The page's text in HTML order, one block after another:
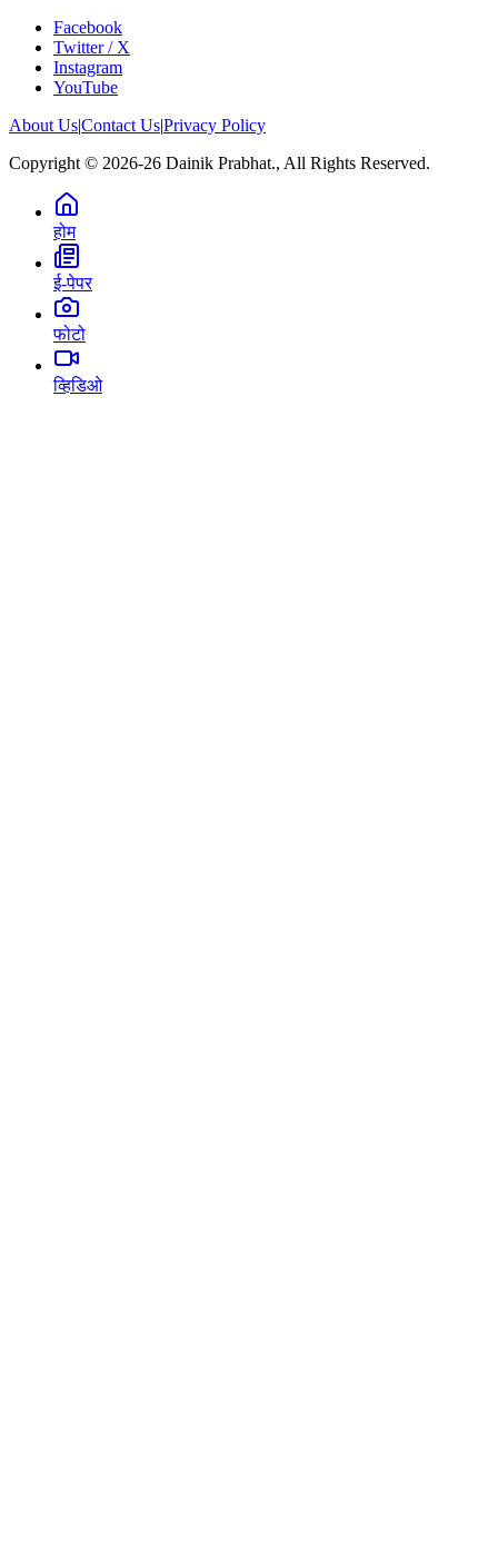
Facebook
Twitter / X
Instagram
YouTube
About Us|Contact Us|Privacy Policy
Copyright © 2026-26 Dainik Prabhat., All Rights Reserved.
होम
ई-पेपर
फोटो
व्हिडिओ